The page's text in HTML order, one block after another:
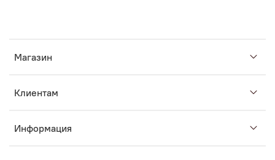
Магазин
Клиентам
Информация